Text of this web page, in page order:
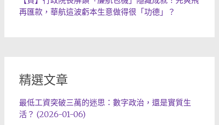
再匯款，華航這波虧本生意做得很「功德」？
精選文章
最低工資突破三萬的迷思：數字政治，還是實質生
活？ (2026-01-06)